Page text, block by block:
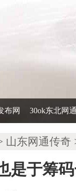
布网 30ok东北网
山东网通传奇
是于筹